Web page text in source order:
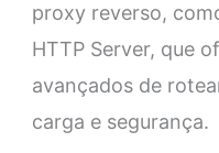
proxy reverso,
HTTP Server, que
avançados de
carga e segurança.